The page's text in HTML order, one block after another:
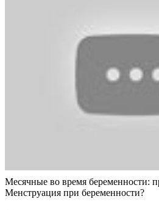
Месячные во время беременности:
Менструация при беременности?